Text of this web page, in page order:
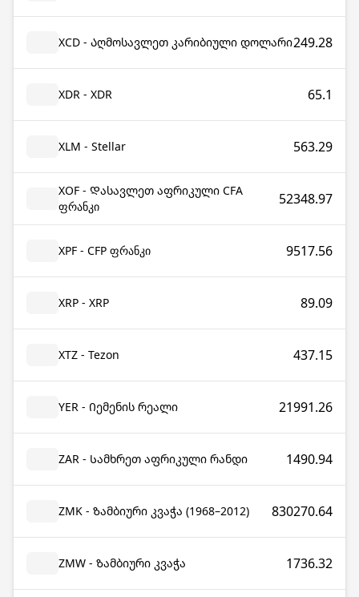
XCD - Აღმოსავლეთ კარიბიული დოლარი249.28
XDR - XDR 65.1
XLM - Stellar 563.29
XOF - Დასავლეთ აფრიკული CFA
ფრანკი
52348.97
XPF - CFP ფრანკი 9517.56
XRP - XRP 89.09
XTZ - Tezon 437.15
YER - Იემენის რეალი 21991.26
ZAR - Სამხრეთ აფრიკული რანდი 1490.94
ZMK - Ზამბიური კვაჭა (1968–2012) 830270.64
ZMW - Ზამბიური კვაჭა 1736.32